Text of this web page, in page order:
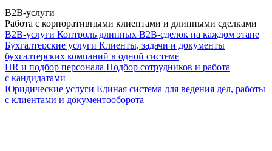
B2B-услуги
Работа с корпоративными клиентами и длинными сделками
B2B-услуги Контроль длинных B2B-сделок на каждом этапе
Бухгалтерские услуги Клиенты, задачи и документы
бухгалтерских компаний в одной системе
HR и подбор персонала Подбор сотрудников и работа
с кандидатами
Юридические услуги Единая система для ведения дел, работы
с клиентами и документооборота